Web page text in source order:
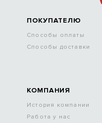
ПОКУПАТЕЛЮ
Способы оплаты
Способы доставки
КОМПАНИЯ
История компании
Работа у нас